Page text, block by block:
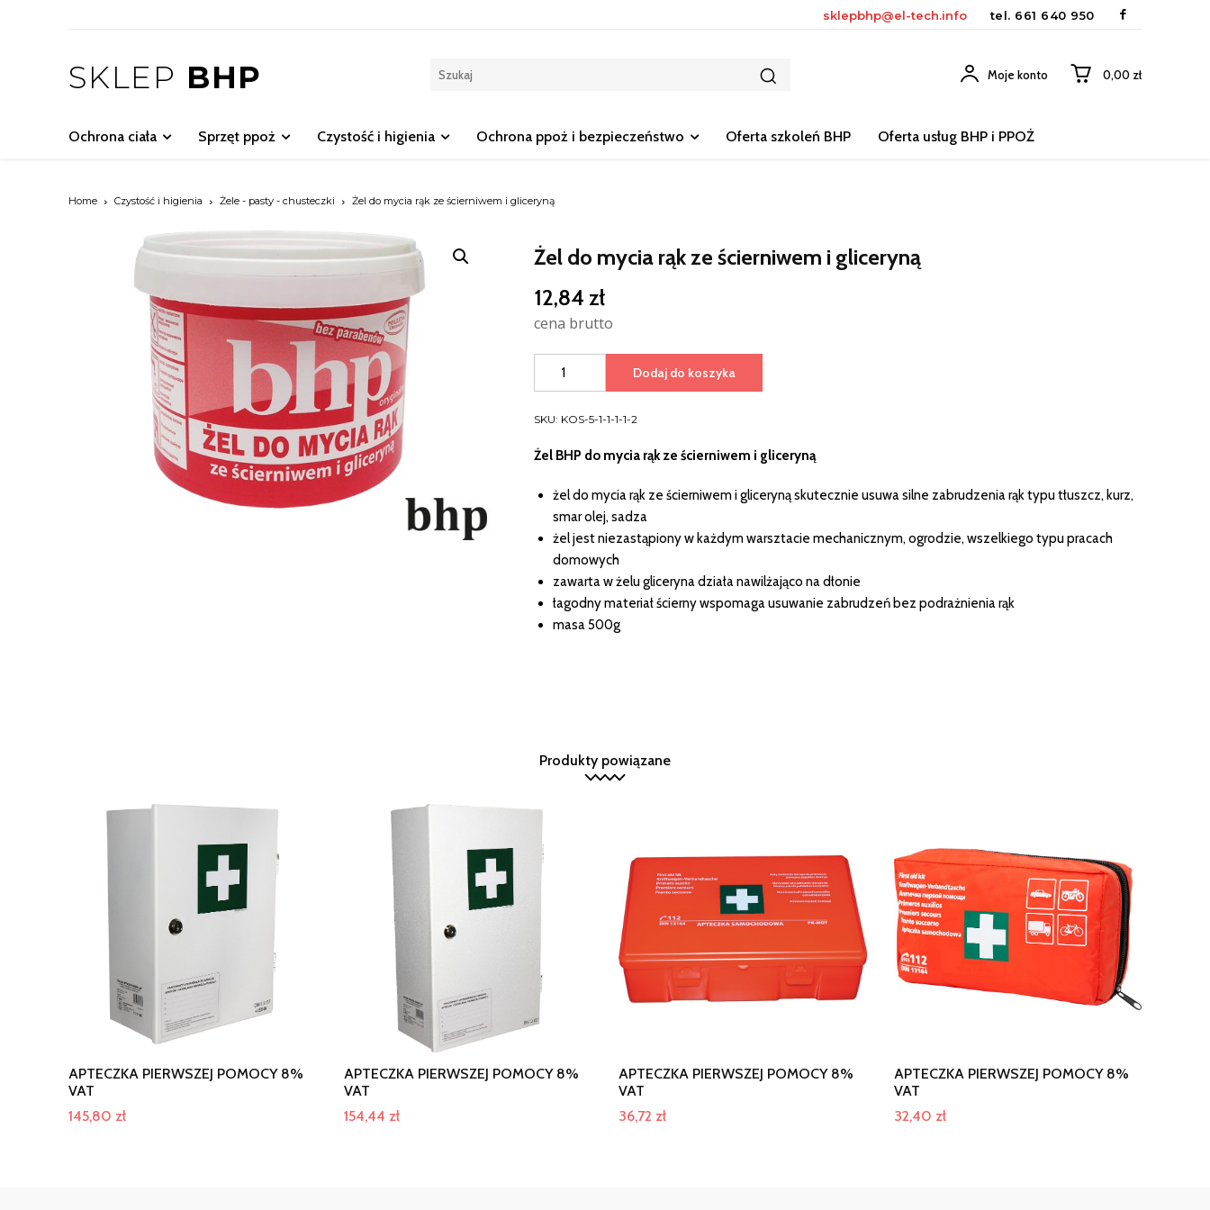
sklepbhp@el-tech.info tel. 661 640 950
SKLEP BHP Moje konto 0,00 zł
Ochrona ciała Sprzęt ppoż Czystość i higienia Ochrona ppoż i bezpieczeństwo Oferta szkoleń BHP Oferta usług BHP i PPOŻ
Home Czystość i higienia Żele - pasty - chusteczki Żel do mycia rąk ze ścierniwem i gliceryną
Żel do mycia rąk ze ścierniwem i gliceryną
12,84 zł
cena brutto
mycia
ze
gliceryną
Dodaj do koszyka
SKU: KOS-5-1-1-1-1-2
Żel BHP do mycia rąk ze ścierniwem i gliceryną
żel do mycia rąk ze ścierniwem i gliceryną skutecznie usuwa silne zabrudzenia rąk typu tłuszcz, kurz,
smar olej, sadza
żel jest niezastąpiony w każdym warsztacie mechanicznym, ogrodzie, wszelkiego typu pracach
domowych
zawarta w żelu gliceryna działa nawilżająco na dłonie
łagodny materiał ścierny wspomaga usuwanie zabrudzeń bez podrażnienia rąk
masa 500g
Produkty powiązane
APTECZKA PIERWSZEJ POMOCY 8%
VAT
145,80 zł
APTECZKA PIERWSZEJ POMOCY 8%
VAT
154,44 zł
APTECZKA PIERWSZEJ POMOCY 8%
VAT
36,72 zł
APTECZKA PIERWSZEJ POMOCY 8%
VAT
32,40 zł